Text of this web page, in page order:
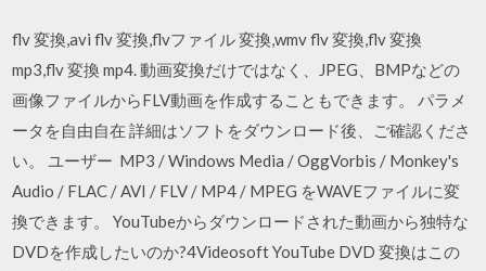
flv 変換,avi flv 変換,flvファイル 変換,wmv flv 変換,flv 変換
mp3,flv 変換 mp4. 動画変換だけではなく、JPEG、BMPなどの
画像ファイルからFLV動画を作成することもできます。 パラメ
ータを自由自在 詳細はソフトをダウンロード後、ご確認くださ
い。 ユーザー MP3 / Windows Media / OggVorbis / Monkey's
Audio / FLAC / AVI / FLV / MP4 / MPEG をWAVEファイルに変
換できます。 YouTubeからダウンロードされた動画から独特な
DVDを作成したいのか?4Videosoft YouTube DVD 変換はこの